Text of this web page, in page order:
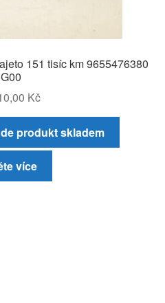
151 tisíc km 9655476380
G00
Kč
produkt skladem
více